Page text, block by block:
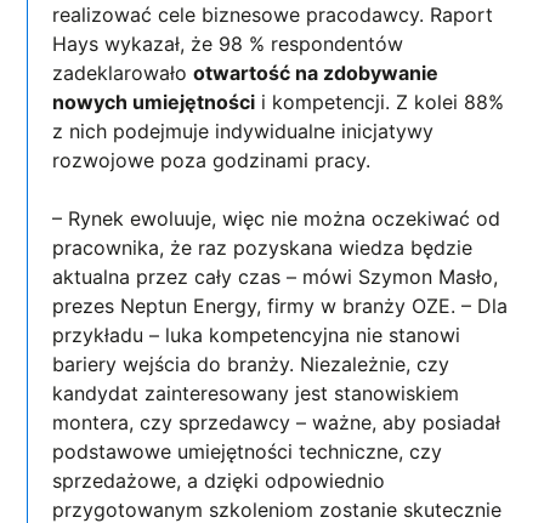
realizować cele biznesowe pracodawcy. Raport
Hays wykazał, że 98 % respondentów
zadeklarowałootwartość na zdobywanie
nowych umiejętności i kompetencji. Z kolei 88%
z nich podejmuje indywidualne inicjatywy
rozwojowe poza godzinami pracy.
– Rynek ewoluuje, więc nie można oczekiwać od
pracownika, że raz pozyskana wiedza będzie
aktualna przez cały czas – mówi Szymon Masło,
prezes Neptun Energy, firmy w branży OZE. – Dla
przykładu – luka kompetencyjna nie stanowi
bariery wejścia do branży. Niezależnie, czy
kandydat zainteresowany jest stanowiskiem
montera, czy sprzedawcy – ważne, aby posiadał
podstawowe umiejętności techniczne, czy
sprzedażowe, a dzięki odpowiednio
przygotowanym szkoleniom zostanie skutecznie